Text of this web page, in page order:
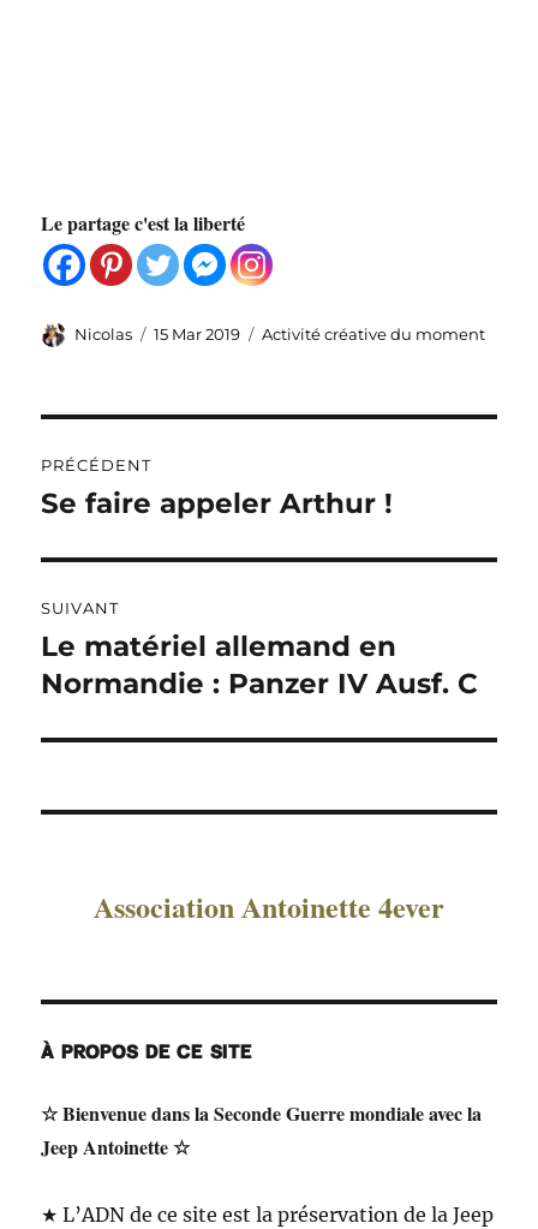
Le partage c'est la liberté
Auteur
Nicolas
Publié
15 Mar 2019 Catégories
Activité créative du moment
de
PRÉCÉDENT
Publication
Se faire appeler Arthur !
SUIVANT
Publication
suivante :
Le matériel allemand en
Normandie : Panzer IV Ausf. C
Association Antoinette 4ever
À PROPOS DE CE SITE
☆ Bienvenue dans la Seconde Guerre mondiale avec la
Jeep Antoinette ☆
★ L’ADN de ce site est la préservation de la Jeep